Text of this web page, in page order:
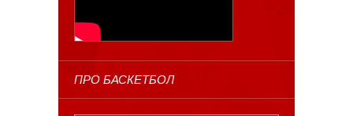
ПРО БАСКЕТБОЛ